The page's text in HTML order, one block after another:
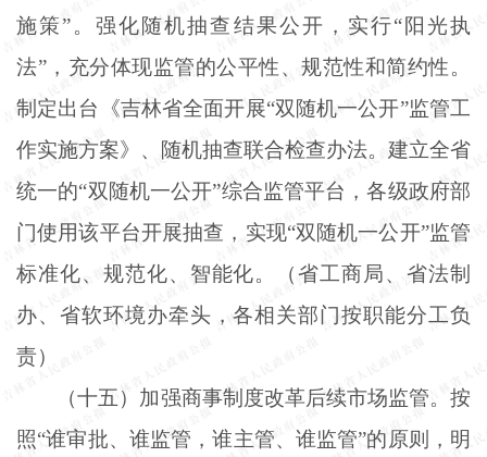
施策”。强化随机抽查结果公开，实行“阳光执
法”，充分体现监管的公平性、规范性和简约性。
制定出台《吉林省全面开展“双随机一公开”监管工
作实施方案》、随机抽查联合检查办法。建立全省
统一的“双随机一公开”综合监管平台，各级政府部
门使用该平台开展抽查，实现“双随机一公开”监管
标准化、规范化、智能化。（省工商局、省法制
办、省软环境办牵头，各相关部门按职能分工负
责）
（十五）加强商事制度改革后续市场监管。按
照“谁审批、谁监管，谁主管、谁监管”的原则，明